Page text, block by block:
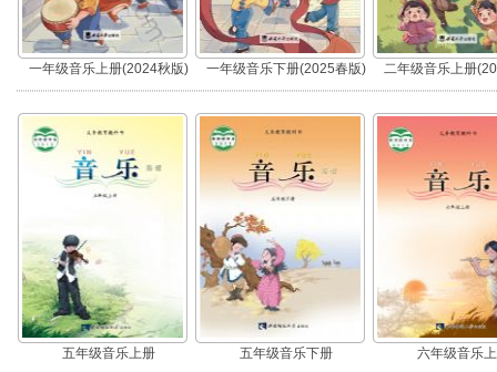
一年级音乐上册(2024秋版) 一年级音乐下册(2025春版) 二年级音乐上册
五年级音乐上册 五年级音乐下册 六年级音乐